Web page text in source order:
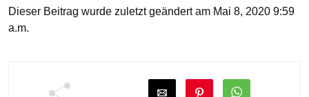
Dieser Beitrag wurde zuletzt geändert am Mai 8, 2020 9:59
a.m.